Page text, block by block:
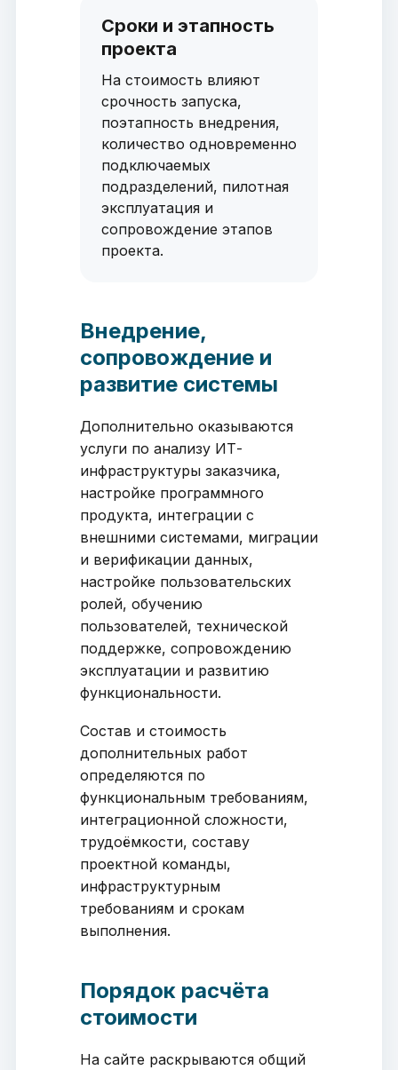
Сроки и этапность
проекта
На стоимость влияют
срочность запуска,
поэтапность внедрения,
количество одновременно
подключаемых
подразделений, пилотная
эксплуатация и
сопровождение этапов
проекта.
Внедрение,
сопровождение и
развитие системы
Дополнительно оказываются
услуги по анализу ИТ-
инфраструктуры заказчика,
настройке программного
продукта, интеграции с
внешними системами, миграции
и верификации данных,
настройке пользовательских
ролей, обучению
пользователей, технической
поддержке, сопровождению
эксплуатации и развитию
функциональности.
Состав и стоимость
дополнительных работ
определяются по
функциональным требованиям,
интеграционной сложности,
трудоёмкости, составу
проектной команды,
инфраструктурным
требованиям и срокам
выполнения.
Порядок расчёта
стоимости
На сайте раскрываются общий